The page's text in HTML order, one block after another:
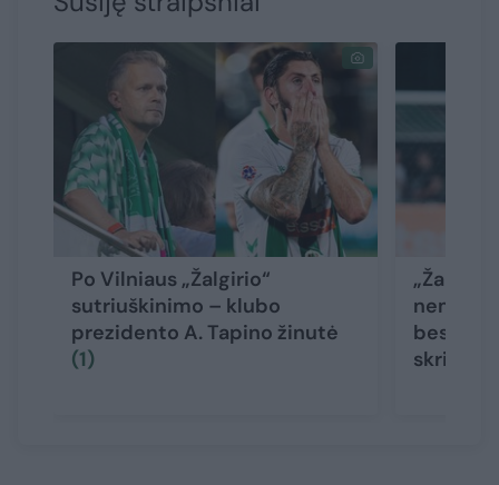
Po Vilniaus „Žalgirio“
sutriuškinimo – klubo
prezidento A. Tapino žinutė
(1)
skriejo